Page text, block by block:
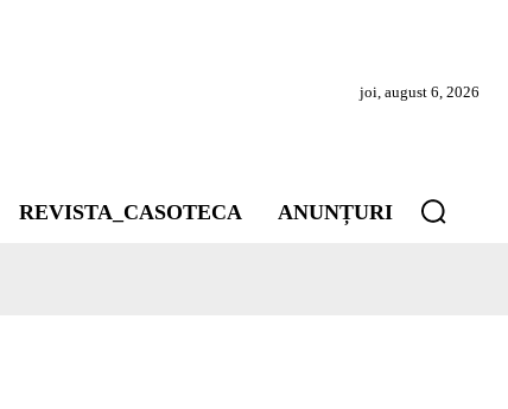
joi, august 6, 2026
REVISTA_CASOTECA ANUNȚURI